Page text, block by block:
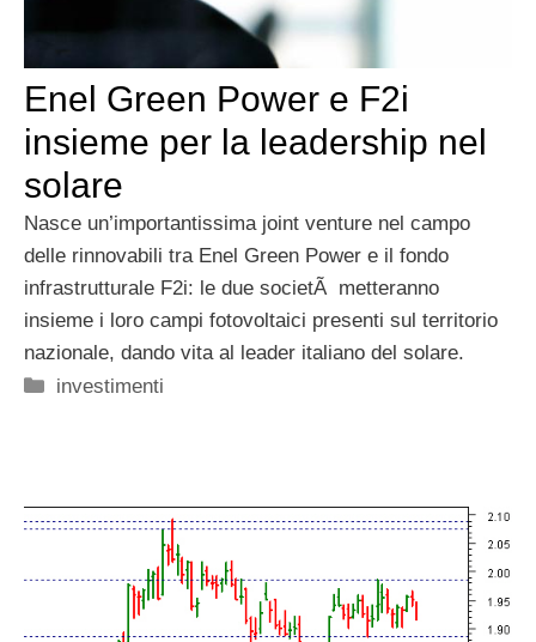
Enel Green Power e F2i
insieme per la leadership nel
solare
Nasce un’importantissima joint venture nel campo
delle rinnovabili tra Enel Green Power e il fondo
infrastrutturale F2i: le due societÃ metteranno
insieme i loro campi fotovoltaici presenti sul territorio
nazionale, dando vita al leader italiano del solare.
Categorie
investimenti